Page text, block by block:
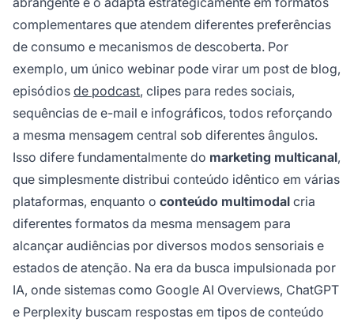
complementares que atendem diferentes preferências
de consumo e mecanismos de descoberta. Por
exemplo, um único webinar pode virar um post de blog,
episódios de podcast, clipes para redes sociais,
sequências de e-mail e infográficos, todos reforçando
a mesma mensagem central sob diferentes ângulos.
Isso difere fundamentalmente do marketing multicanal,
que simplesmente distribui conteúdo idêntico em várias
plataformas, enquanto o conteúdo multimodal cria
diferentes formatos da mesma mensagem para
alcançar audiências por diversos modos sensoriais e
estados de atenção. Na era da busca impulsionada por
IA, onde sistemas como Google AI Overviews, ChatGPT
e Perplexity buscam respostas em tipos de conteúdo